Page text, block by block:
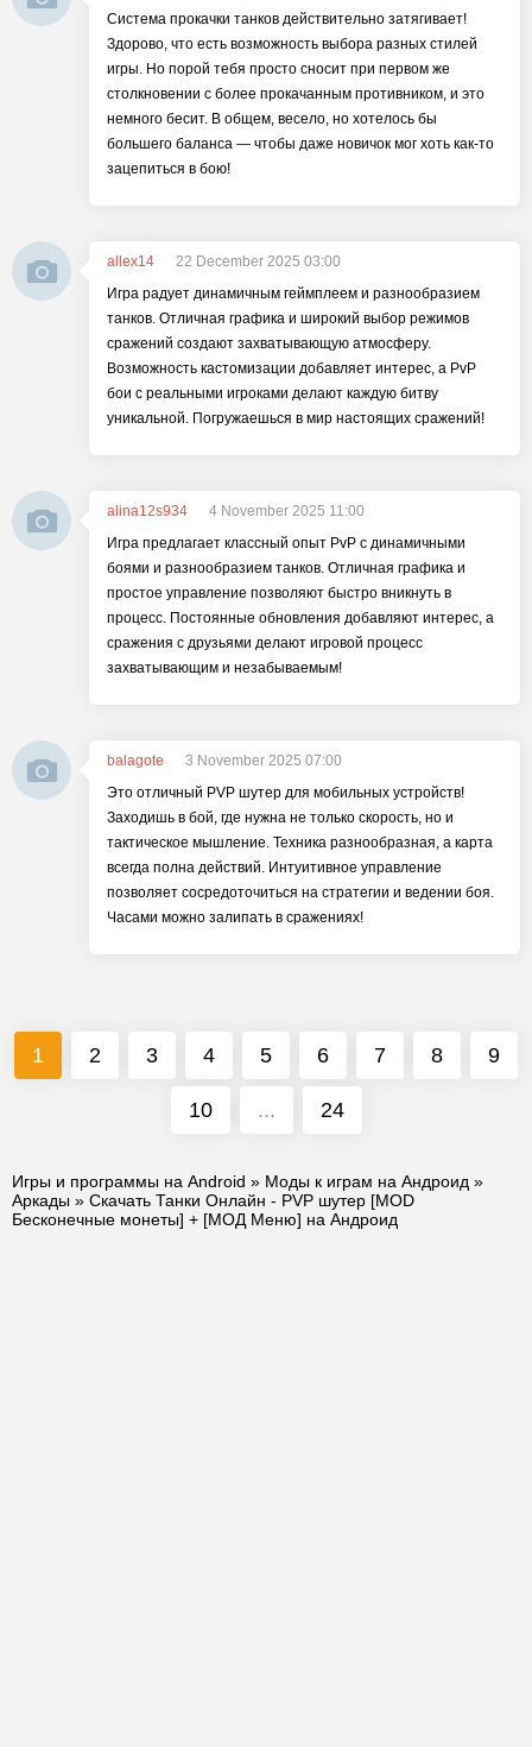
Система прокачки танков действительно затягивает!
Здорово, что есть возможность выбора разных стилей
игры. Но порой тебя просто сносит при первом же
столкновении с более прокачанным противником, и это
немного бесит. В общем, весело, но хотелось бы
большего баланса — чтобы даже новичок мог хоть как-то
зацепиться в бою!
allex14
22 December 2025 03:00
Игра радует динамичным геймплеем и разнообразием
танков. Отличная графика и широкий выбор режимов
сражений создают захватывающую атмосферу.
Возможность кастомизации добавляет интерес, а PvP
бои с реальными игроками делают каждую битву
уникальной. Погружаешься в мир настоящих сражений!
alina12s934
4 November 2025 11:00
Игра предлагает классный опыт PvP с динамичными
боями и разнообразием танков. Отличная графика и
простое управление позволяют быстро вникнуть в
процесс. Постоянные обновления добавляют интерес, а
сражения с друзьями делают игровой процесс
захватывающим и незабываемым!
balagote
3 November 2025 07:00
Это отличный PVP шутер для мобильных устройств!
Заходишь в бой, где нужна не только скорость, но и
тактическое мышление. Техника разнообразная, а карта
всегда полна действий. Интуитивное управление
позволяет сосредоточиться на стратегии и ведении боя.
Часами можно залипать в сражениях!
1 2 3 4 5 6 7 8 9
10 ... 24
Игры и программы на Android » Моды к играм на Андроид »
Аркады » Скачать Танки Онлайн - PVP шутер [MOD
Бесконечные монеты] + [МОД Меню] на Андроид